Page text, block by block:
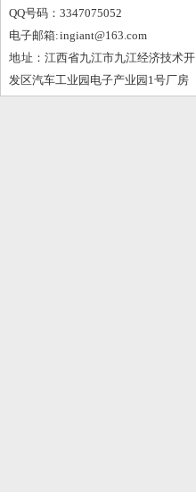
QQ号码：3347075052
电子邮箱: ingiant@163.com
地 址：江西省九江市九江经济技术开
发区汽车工业园电子产业园1号厂房